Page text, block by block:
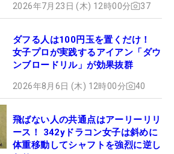
2026年7月23日 (木) 12時00分 37
ダフる人は100円玉を置くだけ！
女子プロが実践するアイアン「ダウ
ンブロードリル」が効果抜群
2026年8月6日 (木) 12時00分 40
飛ばない人の共通点はアーリーリリ
ース！ 342yドラコン女子は斜めに
体重移動してシャフトを強烈に逆し